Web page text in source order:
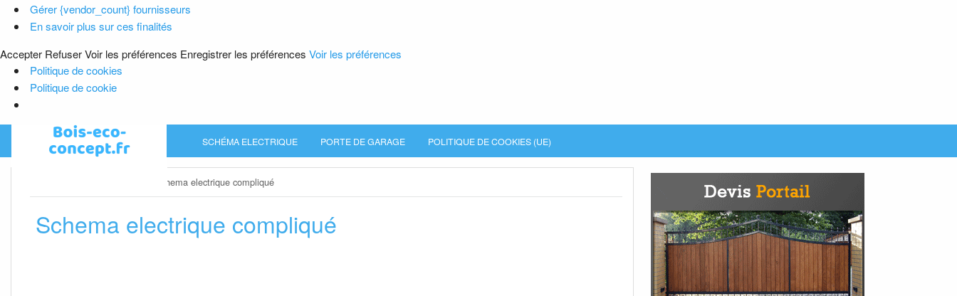
Gérer {vendor_count} fournisseurs
En savoir plus sur ces finalités
Accepter RefuserVoir les préférences Enregistrer les préférences Voir les préférences
Politique de cookies
Politique de cookie
SCHÉMA ELECTRIQUE PORTE DE GARAGE POLITIQUE DE COOKIES (UE)
Schema electrique compliqué
Schema electrique compliqué